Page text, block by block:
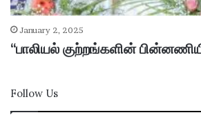
January 2, 2025
“பாலியல் குற்றங்களின்
Follow Us